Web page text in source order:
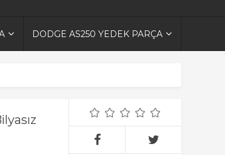
DODGE AS250 YEDEK PARÇA